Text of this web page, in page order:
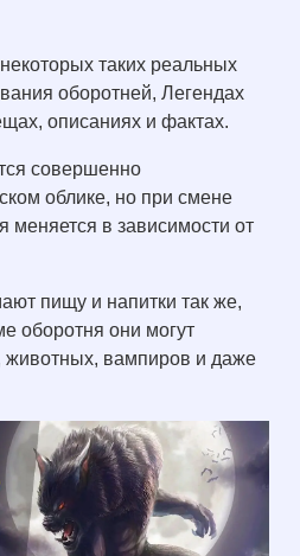
таких реальных
оборотней, Легендах
описаниях и фактах.
совершенно
облике, но при смене
в зависимости от
пищу и напитки так же,
оборотня они могут
животных, вампиров и даже